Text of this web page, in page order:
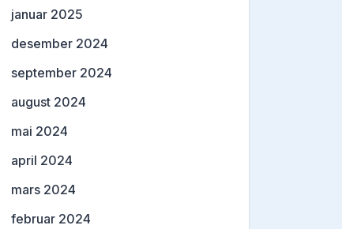
januar 2025
desember 2024
september 2024
august 2024
mai 2024
april 2024
mars 2024
februar 2024